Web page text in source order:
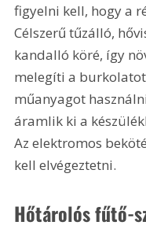
figyelni kell, hogy a
Célszerű tűzálló,
kandalló köré, így
melegíti a
műanyagot
áramlik ki a
Az elektromos
kell elvégeztetni.
Hőtárolós fűtő-